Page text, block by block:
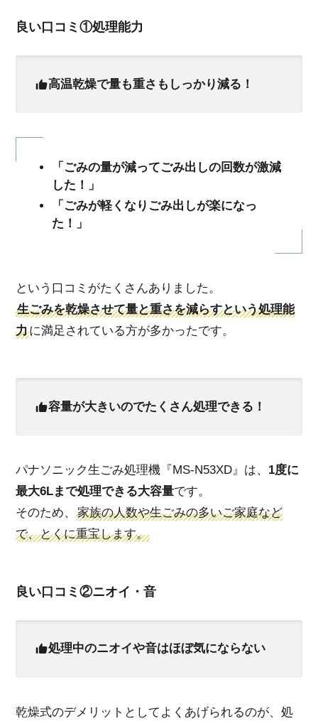
良い口コミ①処理能力
高温乾燥で量も重さもしっかり減る！
「ごみの量が減ってごみ出しの回数が激減
した！」
「ごみが軽くなりごみ出しが楽になっ
た！」
という口コミがたくさんありました。
生ごみを乾燥させて量と重さを減らすという処理能
力に満足されている方が多かったです。
容量が大きいのでたくさん処理できる！
パナソニック生ごみ処理機『MS-N53XD』は、 1度に
最大6Lまで処理できる大容量です。
そのため、家族の人数や生ごみの多いご家庭など
で、とくに重宝します。
良い口コミ②ニオイ・音
処理中のニオイや音はほぼ気にならない
乾燥式のデメリットとしてよくあげられるのが、処